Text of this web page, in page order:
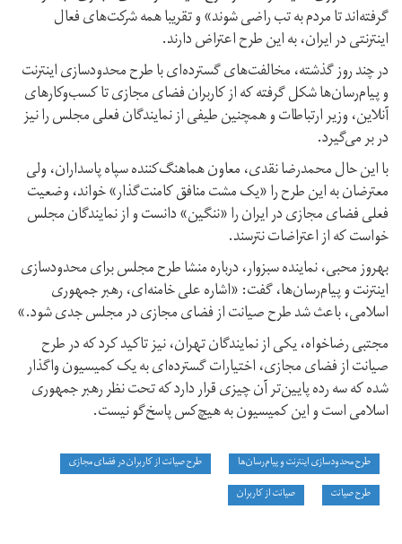
گرفته‌اند تا مردم به تب راضی شوند» و تقریبا همه شرکت‌های فعال
اینترنتی در ایران، به این طرح اعتراض دارند.
در چند روز گذشته، مخالفت‌های گسترده‌ای با طرح محدودسازی اینترنت
و پیام‌رسان‌ها شکل گرفته که از کاربران فضای مجازی تا کسب‌وکارهای
آنلاین، وزیر ارتباطات و همچنین طیفی از نمایندگان فعلی مجلس را نیز
در بر می‌گیرد.
با این حال محمدرضا نقدی، معاون هماهنگ‌کننده سپاه پاسداران، ولی
معترضان به این طرح را «یک مشت منافق کامنت‌گذار» خواند، وضعیت
فعلی فضای مجازی در ایران را «ننگین» دانست و از نمایندگان مجلس
خواست که از اعتراضات نترسند.
بهروز محبی، نماینده سبزوار، درباره منشا طرح مجلس برای محدودسازی
اینترنت و پیام‌رسان‌ها، گفت: «اشاره علی خامنه‌ای، رهبر جمهوری
اسلامی، باعث شد طرح صیانت از فضای مجازی در مجلس جدی شود.»
مجتبی رضاخواه، یکی از نمایندگان تهران، نیز تاکید کرد که در طرح
صیانت از فضای مجازی، اختیارات گسترده‌ای به یک کمیسیون واگذار
شده که سه رده پایین‌تر آن چیزی قرار دارد که تحت نظر رهبر جمهوری
اسلامی است و این کمیسیون به هیچ‌کس پاسخ‌گو نیست.
طرح محدودسازی اینترنت و پیام‌رسان‌ها
طرح صیانت از کاربران در فضای مجازی
طرح صیانت
صیانت از کاربران